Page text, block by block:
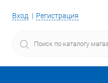
Вход Регистрация